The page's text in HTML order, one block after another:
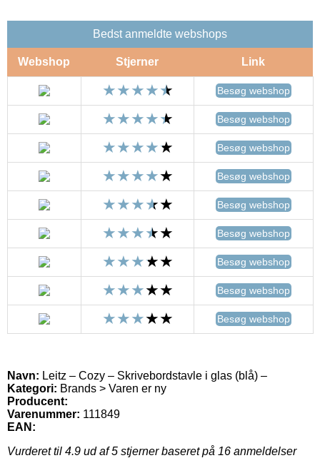
Bedst anmeldte webshops
Webshop Stjerner Link
Besøg webshop
Besøg webshop
Besøg webshop
Besøg webshop
Besøg webshop
Besøg webshop
Besøg webshop
Besøg webshop
Besøg webshop
Navn: Leitz – Cozy – Skrivebordstavle i glas (blå) –
Kategori: Brands > Varen er ny
Producent:
Varenummer: 111849
EAN:
Vurderet til 4.9 ud af 5 stjerner baseret på 16 anmeldelser